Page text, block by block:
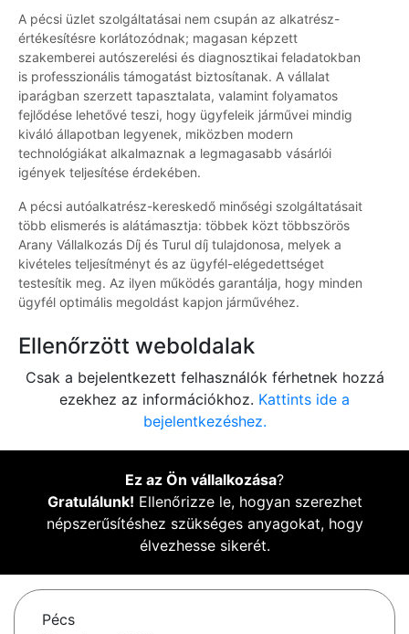
A pécsi üzlet szolgáltatásai nem csupán az alkatrész-
értékesítésre korlátozódnak; magasan képzett
szakemberei autószerelési és diagnosztikai feladatokban
is professzionális támogatást biztosítanak. A vállalat
iparágban szerzett tapasztalata, valamint folyamatos
fejlődése lehetővé teszi, hogy ügyfeleik járművei mindig
kiváló állapotban legyenek, miközben modern
technológiákat alkalmaznak a legmagasabb vásárlói
igények teljesítése érdekében.
A pécsi autóalkatrész-kereskedő minőségi szolgáltatásait
több elismerés is alátámasztja: többek közt többszörös
Arany Vállalkozás Díj és Turul díj tulajdonosa, melyek a
kivételes teljesítményt és az ügyfél-elégedettséget
testesítik meg. Az ilyen működés garantálja, hogy minden
ügyfél optimális megoldást kapjon járművéhez.
Ellenőrzött weboldalak
Csak a bejelentkezett felhasználók férhetnek hozzá
ezekhez az információkhoz. Kattints ide a
bejelentkezéshez.
Ez az Ön vállalkozása?
Gratulálunk! Ellenőrizze le, hogyan szerezhet
népszerűsítéshez szükséges anyagokat, hogy
élvezhesse sikerét.
Pécs